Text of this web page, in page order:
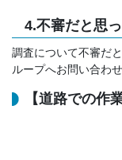
4.不審だと思
調査について不審だ
ループへお問い合わ
【道路での作